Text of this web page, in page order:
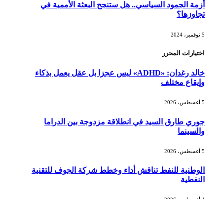
أزمة الجمود السياسي.. هل ستنجح البعثة الأممية في
تجاوزها؟
اختيارات المحرر
خالد رغدان: «ADHD» ليس عجزا بل عقل يعمل بذكاء
وإيقاع مختلف
جوري طارق السيد في انطلاقة مزدوجة بين الدراما
والسينما
الوطنية للنفط تناقش أداء وخطط شركة الجوف للتقنية
النفطية